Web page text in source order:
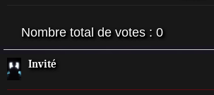
Nombre total de votes : 0
Invité